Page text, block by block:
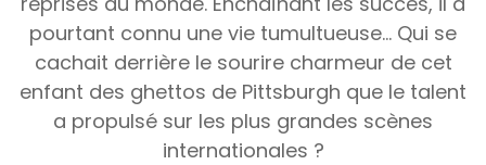
pourtant connu une vie tumultueuse… Qui se
cachait derrière le sourire charmeur de cet
enfant des ghettos de Pittsburgh que le talent
a propulsé sur les plus grandes scènes
internationales ?